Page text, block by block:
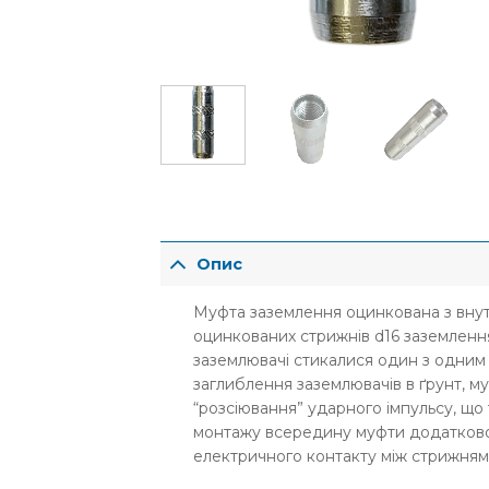
Опис
Муфта заземлення оцинкована з
оцинкованих стрижнів d16
заземлювачі стикалися один з
заглиблення заземлювачів в ґрунт,
“розсіювання” ударного імпульсу,
монтажу всередину муфти
електричного контакту між